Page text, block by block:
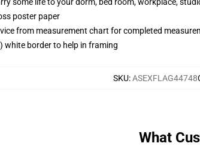
poster paper
from measurement chart for completed
white border to help in framing
SKU:ASEXFLAG44748
What